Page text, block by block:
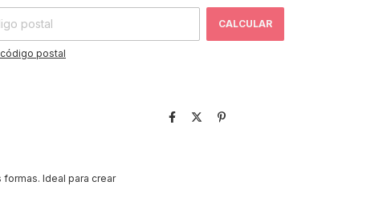
CALCULAR
postal
Ideal para crear